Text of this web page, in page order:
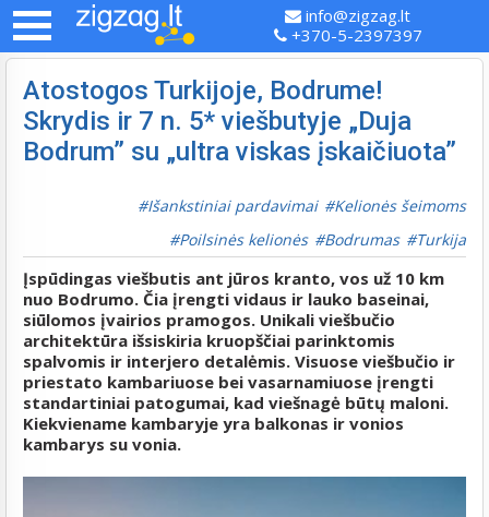
info@zigzag.lt
+370-5-2397397
Atostogos Turkijoje, Bodrume!
Skrydis ir 7 n. 5* viešbutyje „Duja
Bodrum” su „ultra viskas įskaičiuota”
Išankstiniai pardavimai
Kelionės šeimoms
Poilsinės kelionės
Bodrumas Turkija
Įspūdingas viešbutis ant jūros kranto, vos už 10 km
nuo Bodrumo. Čia įrengti vidaus ir lauko baseinai,
siūlomos įvairios pramogos. Unikali viešbučio
architektūra išsiskiria kruopščiai parinktomis
spalvomis ir interjero detalėmis. Visuose viešbučio ir
priestato kambariuose bei vasarnamiuose įrengti
standartiniai patogumai, kad viešnagė būtų maloni.
Kiekviename kambaryje yra balkonas ir vonios
kambarys su vonia.